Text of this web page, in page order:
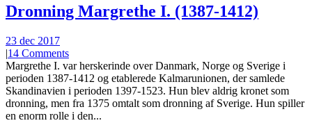
Dronning Margrethe I. (1387-1412)
23 dec 2017
|14 Comments
Margrethe I. var herskerinde over Danmark, Norge og Sverige i
perioden 1387-1412 og etablerede Kalmarunionen, der samlede
Skandinavien i perioden 1397-1523. Hun blev aldrig kronet som
dronning, men fra 1375 omtalt som dronning af Sverige. Hun spiller
en enorm rolle i den...